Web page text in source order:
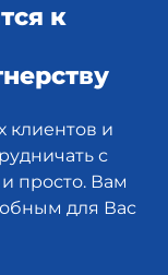
к
клиентов и
с
просто. Вам
для Вас